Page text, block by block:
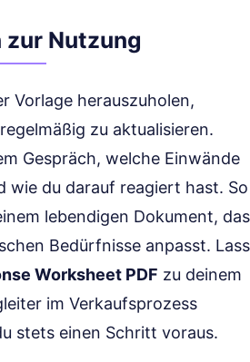
zur Nutzung
Vorlage herauszuholen,
zu aktualisieren.
Gespräch, welche Einwände
wie du darauf reagiert hast. So
lebendigen Dokument, das
Bedürfnisse anpasst. Lass
Worksheet PDF zu deinem
im Verkaufsprozess
stets einen Schritt voraus.